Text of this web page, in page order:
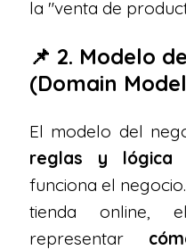
la "venta de
📌 2. Modelo
(Domain
El modelo del
reglas y lógica
funciona el
tienda online,
representar